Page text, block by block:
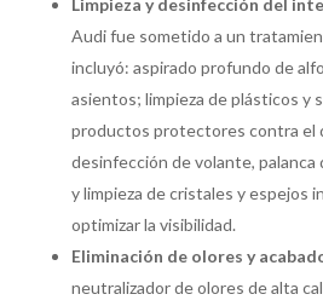
Limpieza y desinfección del
Audi fue sometido a un
incluyó: aspirado profundo de
asientos; limpieza de plásticos y
productos protectores contra el
desinfección de volante, palanca
y limpieza de cristales y espejos
optimizar la visibilidad.
Eliminación de olores y
neutralizador de olores de alta